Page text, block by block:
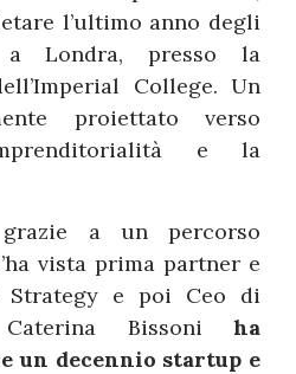
l’ultimo anno degli
Londra, presso la
College. Un
proiettato verso
e la
grazie a un percorso
vista prima partner e
Strategy e poi Ceo di
Bissoni ha
un decennio startup e